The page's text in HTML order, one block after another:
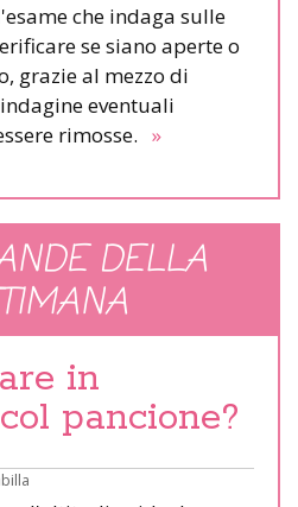
che indaga sulle
se siano aperte o
grazie al mezzo di
eventuali
rimosse. »
DELLA
in
pancione?